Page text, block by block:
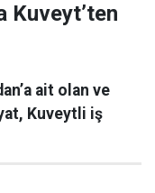
Kuveyt’ten
ait olan ve
Kuveytli iş